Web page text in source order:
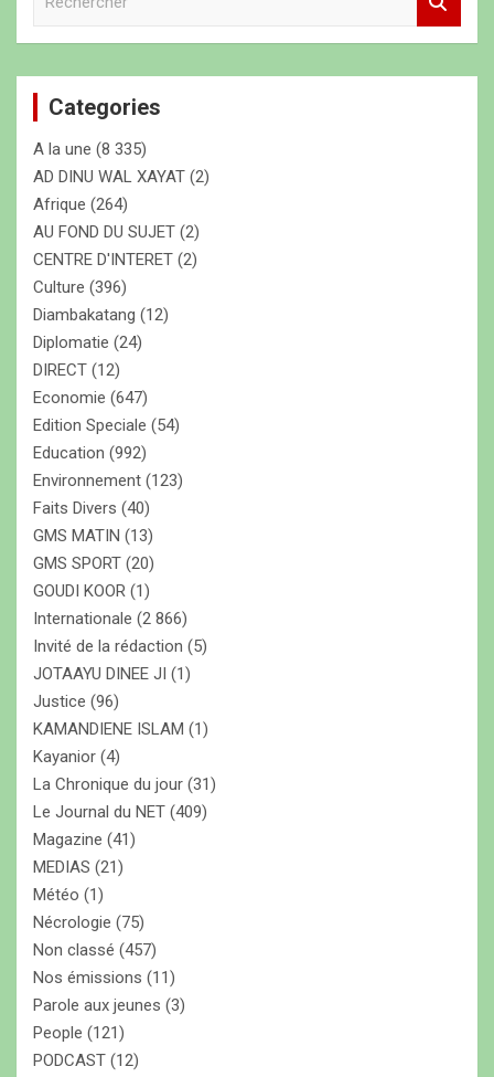
e
c
h
e
r
Categories
A la une (8 335)
AD DINU WAL XAYAT (2)
Afrique (264)
AU FOND DU SUJET (2)
CENTRE D'INTERET (2)
Culture (396)
Diambakatang (12)
Diplomatie (24)
DIRECT (12)
Economie (647)
Edition Speciale (54)
Education (992)
Environnement (123)
Faits Divers (40)
GMS MATIN (13)
GMS SPORT (20)
GOUDI KOOR (1)
Internationale (2 866)
Invité de la rédaction (5)
JOTAAYU DINEE JI (1)
Justice (96)
KAMANDIENE ISLAM (1)
Kayanior (4)
La Chronique du jour (31)
Le Journal du NET (409)
Magazine (41)
MEDIAS (21)
Météo (1)
Nécrologie (75)
Non classé (457)
Nos émissions (11)
Parole aux jeunes (3)
People (121)
PODCAST (12)